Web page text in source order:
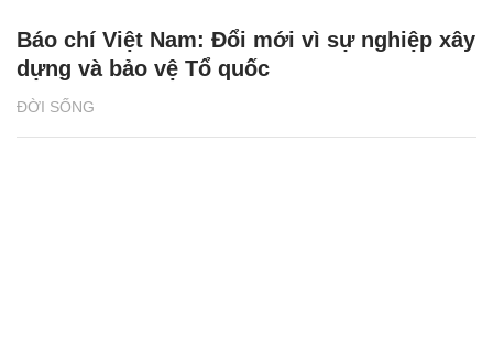
ĐỜI SỐNG
Báo chí Việt Nam: Đổi mới vì sự nghiệp xây
dựng và bảo vệ Tổ quốc